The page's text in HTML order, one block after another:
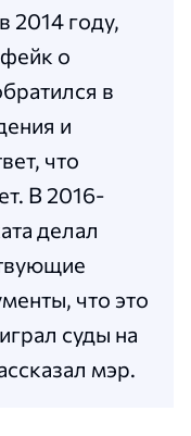
2014 году,
о
в
и
что
В 2016-
делал
что это
суды на
мэр.